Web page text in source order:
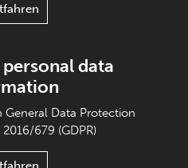
data
General Data Protection
679 (GDPR)